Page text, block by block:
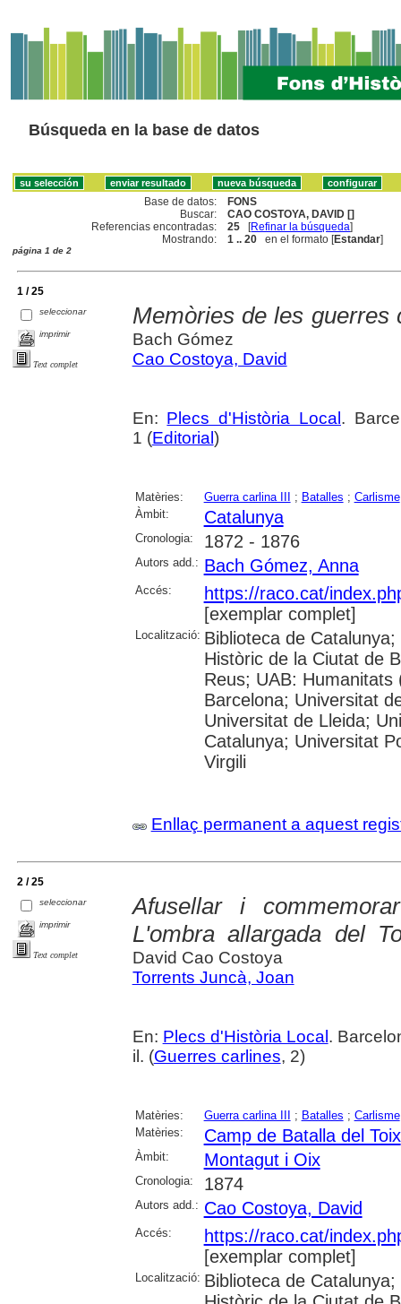
Búsqueda en la base de datos
Base de datos:
FONS
Buscar:
CAO COSTOYA, DAVID []
Referencias encontradas:
25 [Refinar la búsqueda]
Mostrando:
1 .. 20 en el formato [Estandar]
página 1 de 2
1 / 25
seleccionar
imprimir
Text complet
Memòries de les guerres
Bach Gómez
Cao Costoya, David
En: Plecs d'Història Local .
1 (Editorial )
Matèries: Guerra carlina III ; Batalles ; Carlisme
Àmbit:
Catalunya
Cronologia: 1872 - 1876
Autors add.: Bach Gómez, Anna
Accés:
https://raco.cat/
[exemplar complet]
Localització: Biblioteca de
Històric de la Ciutat de
Reus; UAB:
Barcelona; Universitat
Universitat de Lleida;
Catalunya; Universitat
Virgili
Enllaç permanent a aquest
2 / 25
seleccionar
imprimir
Text complet
Afusellar i
L'ombra allargada del
David Cao Costoya
Torrents Juncà, Joan
En: Plecs d'Història Local .
il. (Guerres carlines, 2)
Matèries: Guerra carlina III ; Batalles ; Carlisme
Matèries:
Camp de Batalla del Toix
Àmbit: Montagut i Oix
Cronologia: 1874
Autors add.: Cao Costoya, David
Accés:
https://raco.cat/
[exemplar complet]
Localització: Biblioteca de